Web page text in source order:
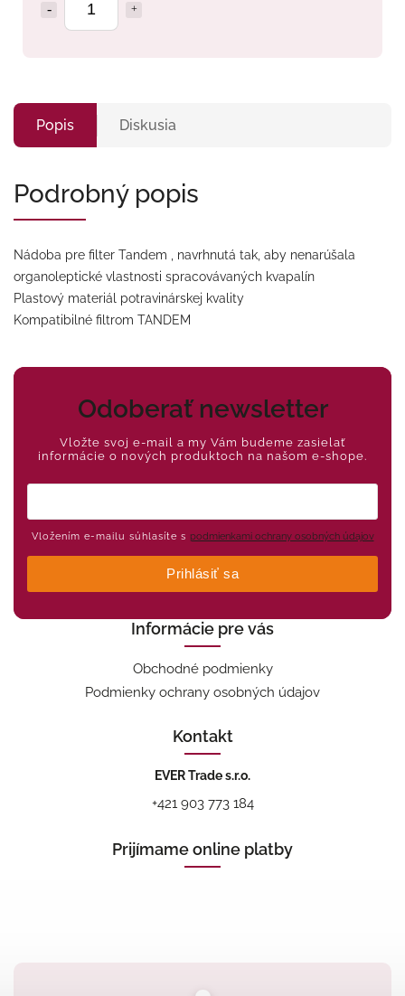
Popis Diskusia
Podrobný popis
Nádoba pre filter Tandem , navrhnutá tak, aby nenarúšala
organoleptické vlastnosti spracovávaných kvapalín
Plastový materiál potravinárskej kvality
Kompatibilné filtrom TANDEM
Odoberať newsletter
Vložte svoj e-mail a my Vám budeme zasielať
informácie o nových produktoch na našom e-shope.
Vložením e-mailu súhlasíte s podmienkami ochrany osobných údajov
Prihlásiť sa
Informácie pre vás
Obchodné podmienky
Podmienky ochrany osobných údajov
Kontakt
EVER Trade s.r.o.
+421 903 773 184
Prijímame online platby